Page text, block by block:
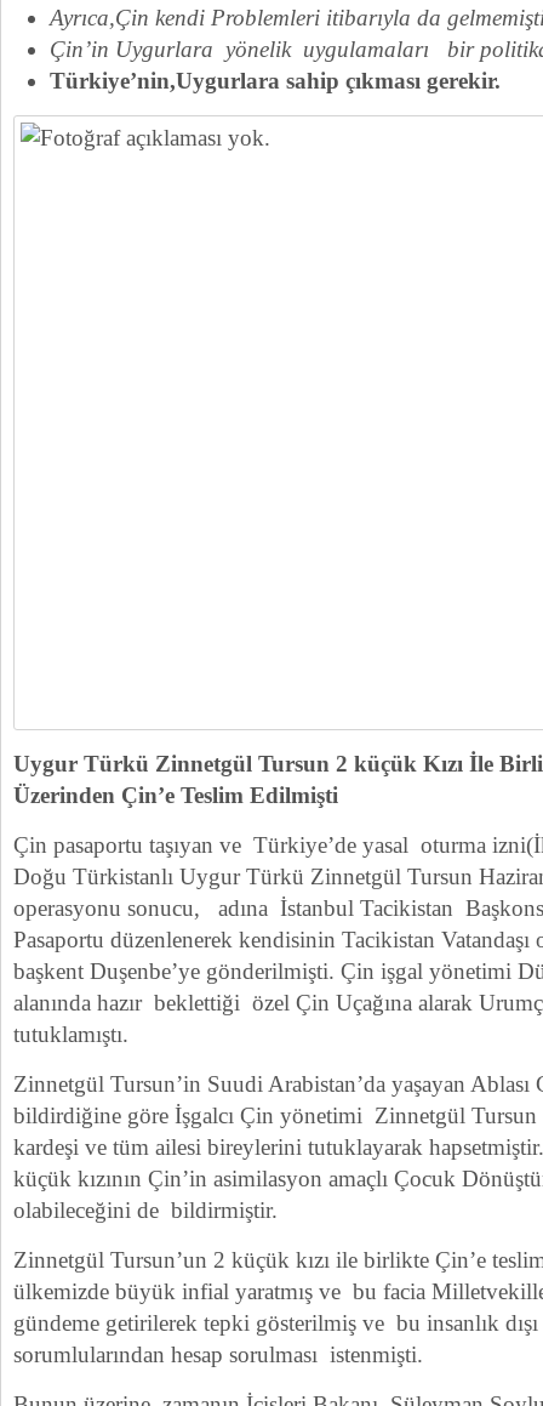
Ayrıca,Çin kendi Problemleri itibarıyla da
Çin’in Uygurlara yönelik uygulamaları bir
Türkiye’nin,Uygurlara sahip çıkması gerekir.
Uygur Türkü Zinnetgül Tursun 2 küçük Kızı İle
Üzerinden Çin’e Teslim Edilmişti
Çin pasaportu taşıyan ve Türkiye’de yasal oturma
Doğu Türkistanlı Uygur Türkü Zinnetgül Tursun
operasyonu sonucu, adına İstanbul Tacikistan
Pasaportu düzenlenerek kendisinin Tacikistan
başkent Duşenbe’ye gönderilmişti. Çin işgal yönetimi
alanında hazır beklettiği özel Çin Uçağına alarak
tutuklamıştı.
Zinnetgül Tursun’in Suudi Arabistan’da yaşayan
bildirdiğine göre İşgalcı Çin yönetimi Zinnetgül Tursun
kardeşi ve tüm ailesi bireylerini tutuklayarak
küçük kızının Çin’in asimilasyon amaçlı Çocuk
olabileceğini de bildirmiştir.
Zinnetgül Tursun’un 2 küçük kızı ile birlikte Çin’e
ülkemizde büyük infial yaratmış ve bu facia
gündeme getirilerek tepki gösterilmiş ve bu insanlık dışı
sorumlularından hesap sorulması istenmişti.